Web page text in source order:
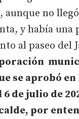
aunque no
y había una
al paseo del
se aprobó
de julio de
por